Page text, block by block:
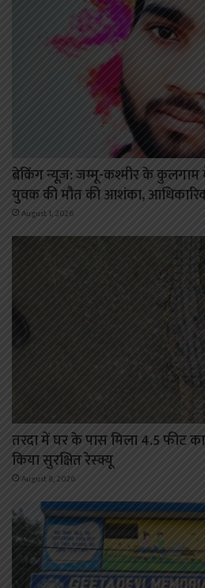
ब्रेकिंग न्यूज़: जम्मू-कश्मीर के
युवक की मौत की आशंका, आधिकारिक
August 1, 2026
तरदा में घर के पास मिला 4.5 फीट
किया सुरक्षित रेस्क्यू
August 8, 2026